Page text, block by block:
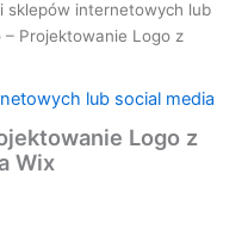
sklepów internetowych lub
Projektowanie Logo z
lub social media
Logo z
Wix